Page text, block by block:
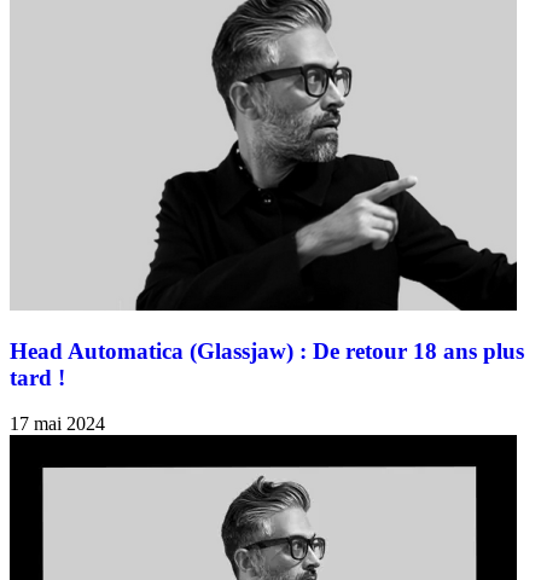
Head Automatica (Glassjaw) : De retour 18 ans plus
tard !
17 mai 2024